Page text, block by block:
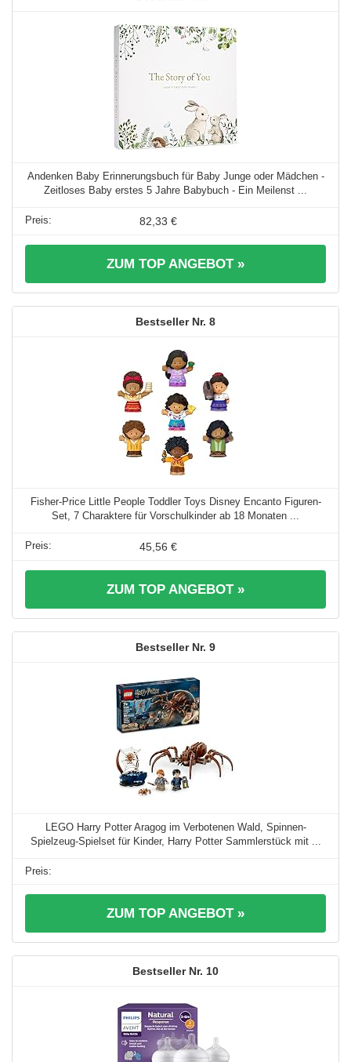
Andenken Baby Erinnerungsbuch für Baby Junge oder Mädchen -
Zeitloses Baby erstes 5 Jahre Babybuch - Ein Meilenst ...
82,33 €
ZUM TOP ANGEBOT »
8
Fisher-Price Little People Toddler Toys Disney Encanto Figuren-
Set, 7 Charaktere für Vorschulkinder ab 18 Monaten ...
45,56 €
ZUM TOP ANGEBOT »
9
LEGO Harry Potter Aragog im Verbotenen Wald, Spinnen-
Spielzeug-Spielset für Kinder, Harry Potter Sammlerstück mit ...
ZUM TOP ANGEBOT »
10